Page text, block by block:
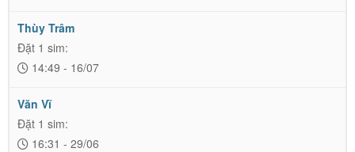
Thùy Trâm
Đặt 1 sim:
14:49 - 16/07
Văn Vĩ
Đặt 1 sim:
16:31 - 29/06